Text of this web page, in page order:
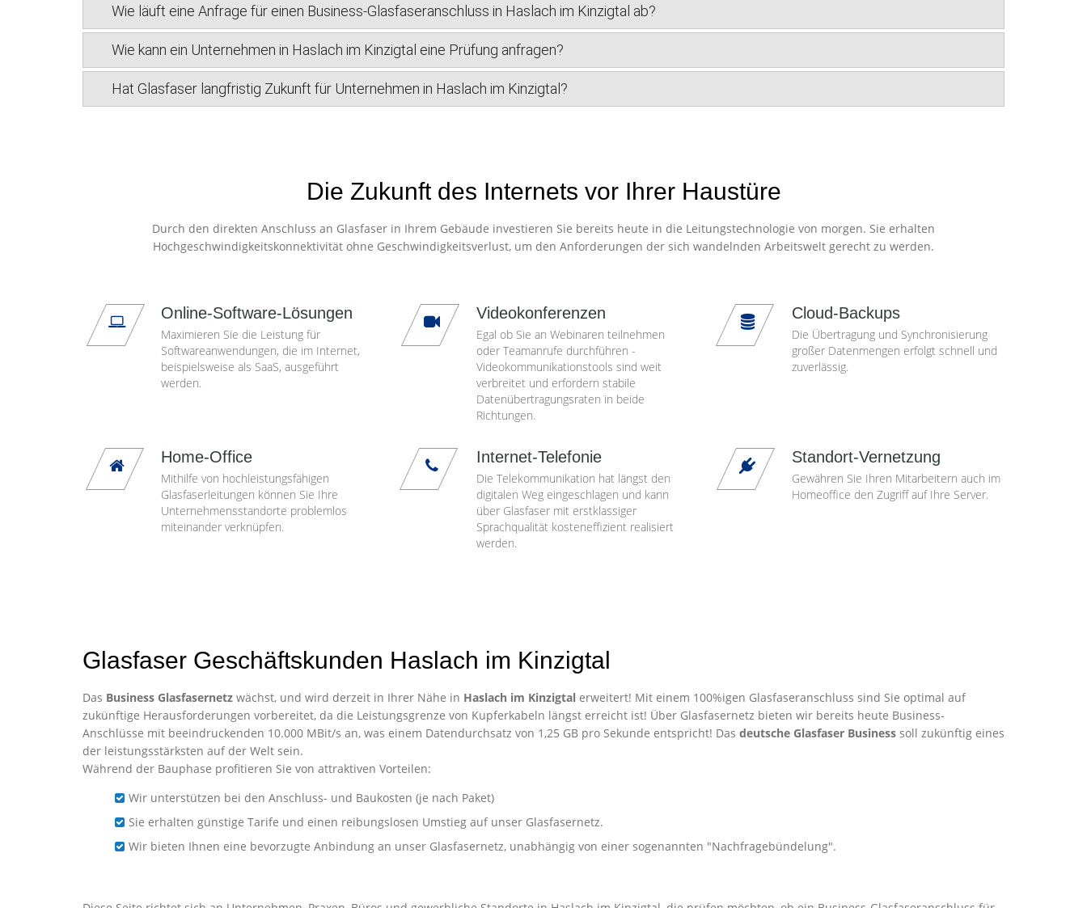
Wie läuft eine Anfrage für einen Business-Glasfaseranschluss in Haslach im Kinzigtal ab?
Wie kann ein Unternehmen in Haslach im Kinzigtal eine Prüfung anfragen?
Hat Glasfaser langfristig Zukunft für Unternehmen in Haslach im Kinzigtal?
Die Zukunft des Internets vor Ihrer Haustüre
Durch den direkten Anschluss an Glasfaser in Ihrem Gebäude investieren Sie bereits heute in die Leitungstechnologie von morgen. Sie erhalten
Hochgeschwindigkeitskonnektivität ohne Geschwindigkeitsverlust, um den Anforderungen der sich wandelnden Arbeitswelt gerecht zu werden.
Online-Software-Lösungen
Maximieren Sie die Leistung für
Softwareanwendungen, die im Internet,
beispielsweise als SaaS, ausgeführt
werden.
Videokonferenzen
Egal ob Sie an Webinaren teilnehmen
oder Teamanrufe durchführen -
Videokommunikationstools sind weit
verbreitet und erfordern stabile
Datenübertragungsraten in beide
Richtungen.
Cloud-Backups
Die Übertragung und Synchronisierung
großer Datenmengen erfolgt schnell und
zuverlässig.
Home-Office
Mithilfe von hochleistungsfähigen
Glasfaserleitungen können Sie Ihre
Unternehmensstandorte problemlos
miteinander verknüpfen.
Internet-Telefonie
Die Telekommunikation hat längst den
digitalen Weg eingeschlagen und kann
über Glasfaser mit erstklassiger
Sprachqualität kosteneffizient realisiert
werden.
Standort-Vernetzung
Gewähren Sie Ihren Mitarbeitern auch im
Homeoffice den Zugriff auf Ihre Server.
Glasfaser Geschäftskunden Haslach im Kinzigtal
Das Business Glasfasernetz wächst, und wird derzeit in Ihrer Nähe in Haslach im Kinzigtal erweitert! Mit einem 100%igen Glasfaseranschluss sind Sie optimal auf
zukünftige Herausforderungen vorbereitet, da die Leistungsgrenze von Kupferkabeln längst erreicht ist! Über Glasfasernetz bieten wir bereits heute Business-
Anschlüsse mit beeindruckenden 10.000 MBit/s an, was einem Datendurchsatz von 1,25 GB pro Sekunde entspricht! Das deutsche Glasfaser Business soll zukünftig eines
der leistungsstärksten auf der Welt sein.
Während der Bauphase profitieren Sie von attraktiven Vorteilen:
Wir unterstützen bei den Anschluss- und Baukosten (je nach Paket)
Sie erhalten günstige Tarife und einen reibungslosen Umstieg auf unser Glasfasernetz.
Wir bieten Ihnen eine bevorzugte Anbindung an unser Glasfasernetz, unabhängig von einer sogenannten "Nachfragebündelung".